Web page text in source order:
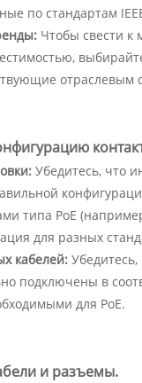
по стандартам
Чтобы свести к
отраслевым
Убедитесь, что
типа PoE
для разных
кабелей:
подключены в
для PoE.
и разъемы.